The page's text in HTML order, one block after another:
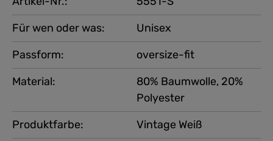
Für wen oder was:
Unisex
Produktfarbe: Vintage Weiß
Passform:
oversize-fit
Material:
80% Baumwolle, 20%
Polyester